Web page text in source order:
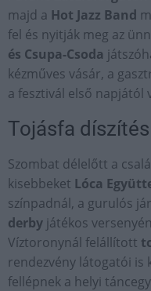
majd a Hot Jazz Band
fel és nyitják meg az
és Csupa-Csoda
kézműves vásár, a
a fesztivál első napjától
Tojásfa
Szombat délelőtt a
kisebbeket Lóca
színpadnál, a gurulós
derby játékos
Víztoronynál felállított
rendezvény látogatói is
fellépnek a helyi